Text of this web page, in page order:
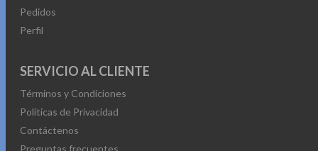
Pedidos
Perfil
SERVICIO AL CLIENTE
Términos y Condiciones
Políticas de Privacidad
Contáctenos
Preguntas frecuentes